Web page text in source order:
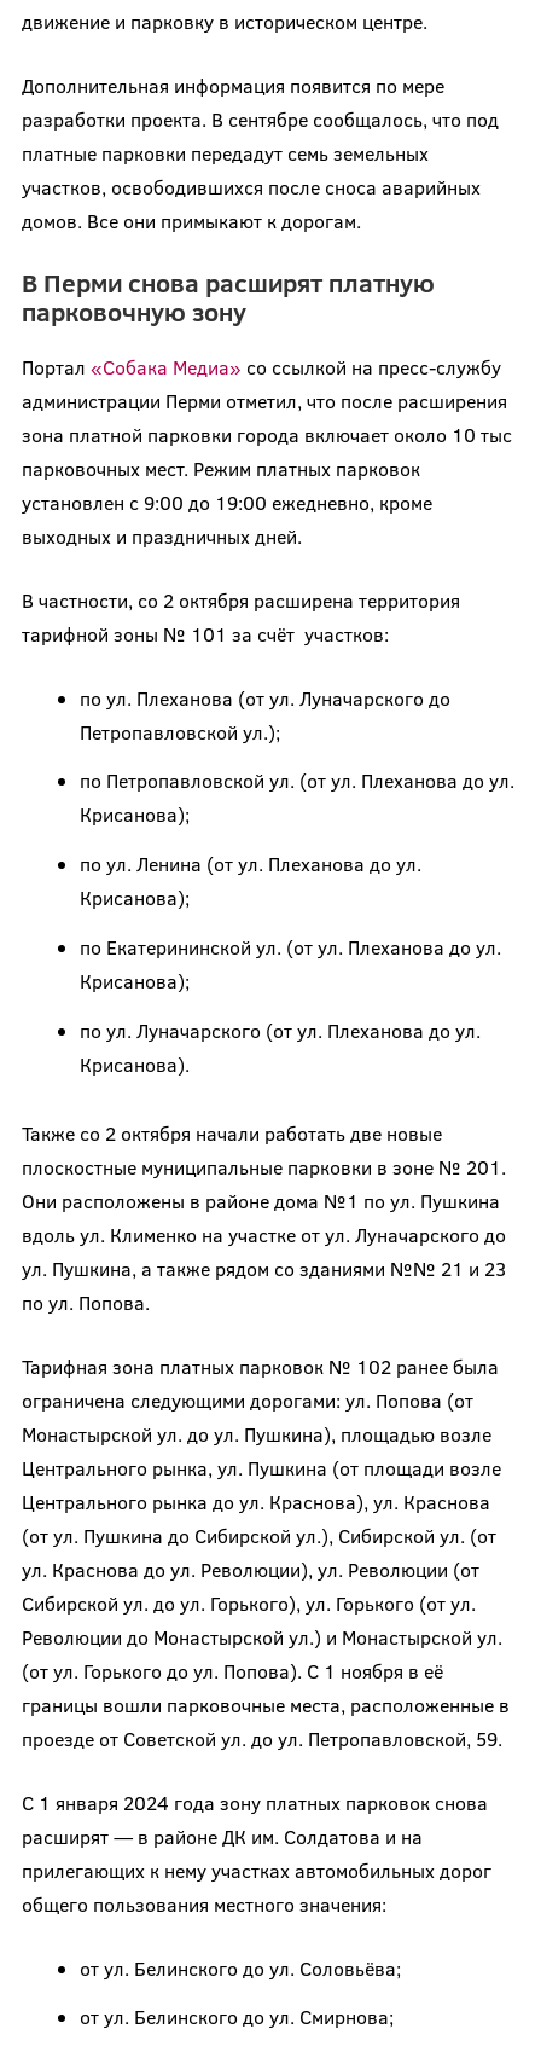
движение и парковку в историческом центре.
Дополнительная информация появится по мере
разработки проекта. В сентябре сообщалось, что под
платные парковки передадут семь земельных
участков, освободившихся после сноса аварийных
домов. Все они примыкают к дорогам.
В Перми снова расширят платную
парковочную зону
Портал «Собака Медиа» со ссылкой на пресс-службу
администрации Перми отметил, что после расширения
зона платной парковки города включает около 10 тыс
парковочных мест. Режим платных парковок
установлен с 9:00 до 19:00 ежедневно, кроме
выходных и праздничных дней.
В частности, со 2 октября расширена территория
тарифной зоны № 101 за счёт участков:
по ул. Плеханова (от ул. Луначарского до
Петропавловской ул.);
по Петропавловской ул. (от ул. Плеханова до ул.
Крисанова);
по ул. Ленина (от ул. Плеханова до ул.
Крисанова);
по Екатерининской ул. (от ул. Плеханова до ул.
Крисанова);
по ул. Луначарского (от ул. Плеханова до ул.
Крисанова).
Также со 2 октября начали работать две новые
плоскостные муниципальные парковки в зоне № 201.
Они расположены в районе дома №1 по ул. Пушкина
вдоль ул. Клименко на участке от ул. Луначарского до
ул. Пушкина, а также рядом со зданиями №№ 21 и 23
по ул. Попова.
Тарифная зона платных парковок № 102 ранее была
ограничена следующими дорогами: ул. Попова (от
Монастырской ул. до ул. Пушкина), площадью возле
Центрального рынка, ул. Пушкина (от площади возле
Центрального рынка до ул. Краснова), ул. Краснова
(от ул. Пушкина до Сибирской ул.), Сибирской ул. (от
ул. Краснова до ул. Революции), ул. Революции (от
Сибирской ул. до ул. Горького), ул. Горького (от ул.
Революции до Монастырской ул.) и Монастырской ул.
(от ул. Горького до ул. Попова). С 1 ноября в её
границы вошли парковочные места, расположенные в
проезде от Советской ул. до ул. Петропавловской, 59.
С 1 января 2024 года зону платных парковок снова
расширят — в районе ДК им. Солдатова и на
прилегающих к нему участках автомобильных дорог
общего пользования местного значения:
от ул. Белинского до ул. Соловьёва;
от ул. Белинского до ул. Смирнова;